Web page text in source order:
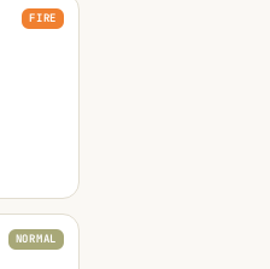
FIRE
NORMAL